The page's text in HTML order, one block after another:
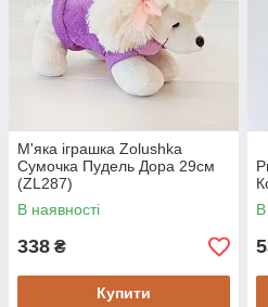
М'яка іграшка Zolushka
Сумочка Пудель Дора 29см
(ZL287)
В наявності
338 ₴
Купити
В